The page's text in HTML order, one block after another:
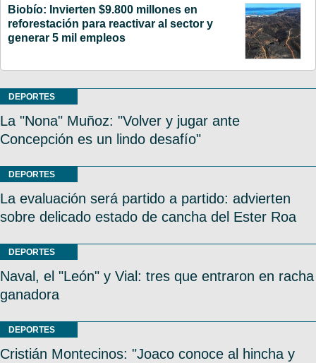
Biobío: Invierten $9.800 millones en
reforestación para reactivar al sector y
generar 5 mil empleos
DEPORTES
La "Nona" Muñoz: "Volver y jugar ante
Concepción es un lindo desafío"
DEPORTES
La evaluación será partido a partido: advierten
sobre delicado estado de cancha del Ester Roa
DEPORTES
Naval, el "León" y Vial: tres que entraron en racha
ganadora
DEPORTES
Cristián Montecinos: "Joaco conoce al hincha y